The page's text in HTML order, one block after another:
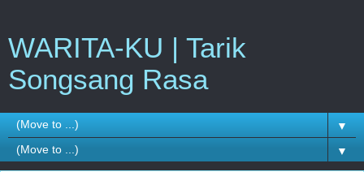
WARITA-KU | Tarik
Songsang Rasa
▼
▼